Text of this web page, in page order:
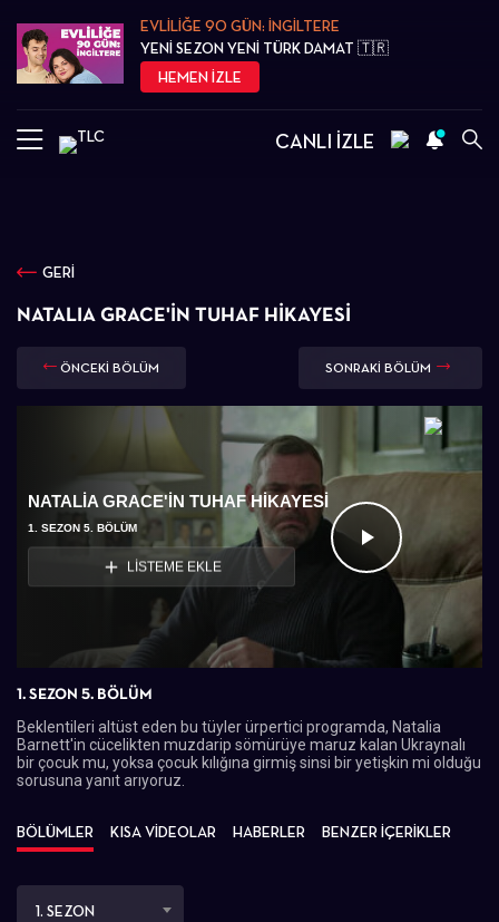
EVLİLİĞE 90 GÜN: İNGİLTERE
YENİ SEZON YENİ TÜRK DAMAT 🇹🇷
HEMEN İZLE
CANLI İZLE
GERİ
NATALIA GRACE'İN TUHAF HİKAYESİ
ÖNCEKİ BÖLÜM SONRAKİ BÖLÜM
Videoyu
Oynat
NATALIA GRACE'IN TUHAF HIKAYESI
1. SEZON 5. BÖLÜM
LİSTEME EKLE
1. SEZON 5. BÖLÜM
Beklentileri altüst eden bu tüyler ürpertici programda, Natalia
Barnett'in cücelikten muzdarip sömürüye maruz kalan Ukraynalı
bir çocuk mu, yoksa çocuk kılığına girmiş sinsi bir yetişkin mi olduğu
sorusuna yanıt arıyoruz.
BÖLÜMLER KISA VİDEOLAR HABERLER BENZER İÇERİKLER
1. SEZON